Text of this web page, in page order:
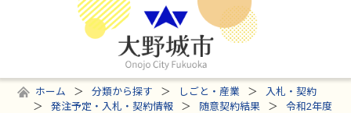
ホーム 分類から探す しごと・産業
入札・契約
発注予定・入札・契約情報
随意契約結果
令和2年度